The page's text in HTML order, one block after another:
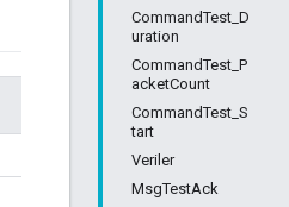
CommandTest_D
uration
CommandTest_P
acketCount
CommandTest_S
tart
Veriler
MsgTestAck